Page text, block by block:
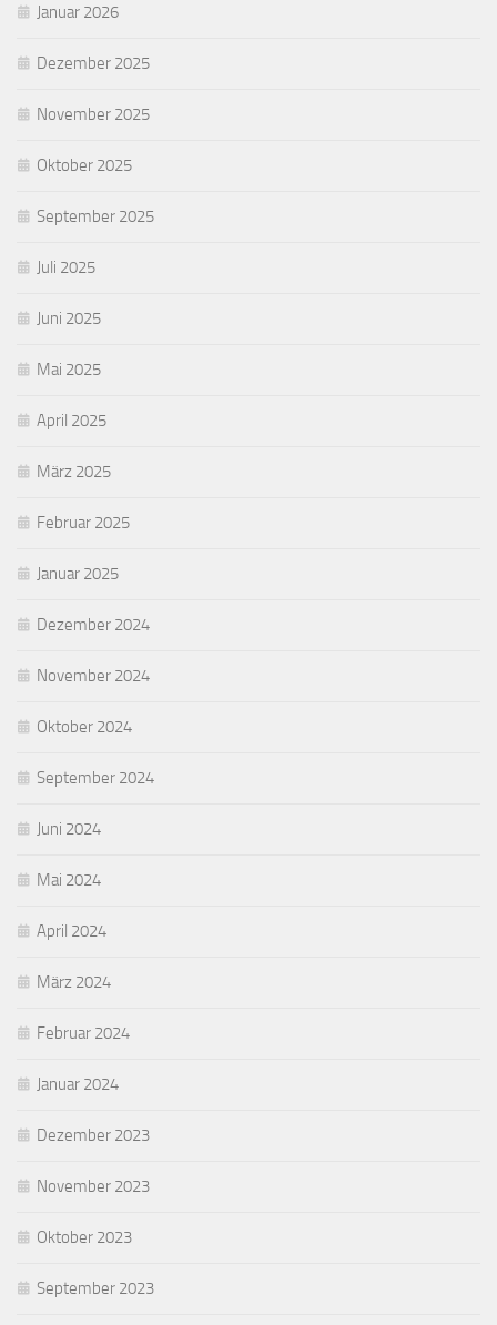
Januar 2026
Dezember 2025
November 2025
Oktober 2025
September 2025
Juli 2025
Juni 2025
Mai 2025
April 2025
März 2025
Februar 2025
Januar 2025
Dezember 2024
November 2024
Oktober 2024
September 2024
Juni 2024
Mai 2024
April 2024
März 2024
Februar 2024
Januar 2024
Dezember 2023
November 2023
Oktober 2023
September 2023